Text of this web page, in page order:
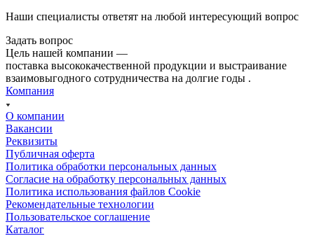
Наши специалисты ответят на любой интересующий вопрос
Задать вопрос
Цель нашей компании —
поставка высококачественной продукции и выстраивание
взаимовыгодного сотрудничества на долгие годы .
Компания
О компании
Вакансии
Реквизиты
Публичная оферта
Политика обработки персональных данных
Cогласие на обработку персональных данных
Политика использования файлов Cookie
Рекомендательные технологии
Пользовательское соглашение
Каталог